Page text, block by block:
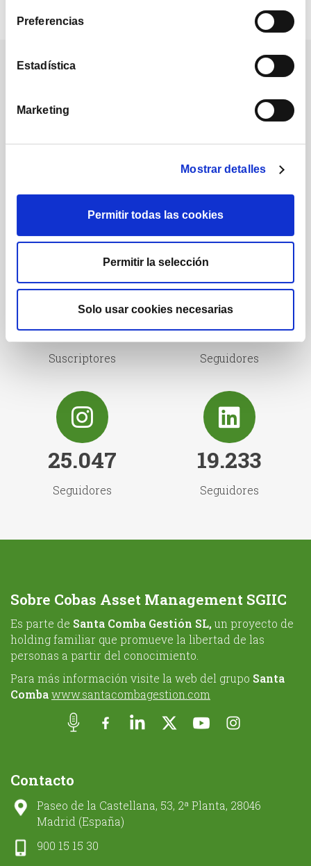
Preferencias
Estadística
Marketing
Mostrar detalles
Permitir todas las cookies
Permitir la selección
Solo usar cookies necesarias
Nuestra comunidad
1.224 1.732
222.000
Suscriptores
16.290
Seguidores
25.047
Seguidores
19.233
Seguidores
Sobre Cobas Asset Management SGIIC
Es parte de Santa Comba Gestión SL, un proyecto de
holding familiar que promueve la libertad de las
personas a partir del conocimiento.
Para más información visite la web del grupo Santa
Combawww.santacombagestion.com
Contacto
Paseo de la Castellana, 53, 2ª Planta, 28046
Madrid (España)
900 15 15 30